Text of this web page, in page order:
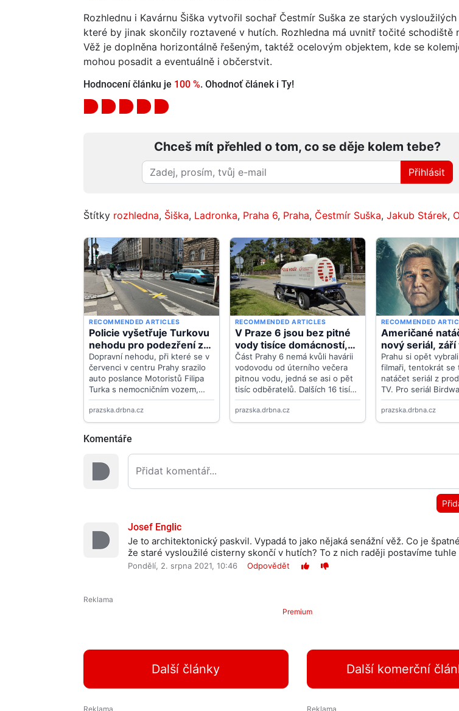
Rozhlednu i Kavárnu Šiška vytvořil sochař Čestmír Suška ze starých vysloužilých
které by jinak skončily roztavené v hutích. Rozhledna má uvnitř točité schodiště
Věž je doplněna horizontálně řešeným, taktéž ocelovým objektem, kde se
mohou posadit a eventuálně i občerstvit.
Hodnocení článku je 100 %. Ohodnoť článek i Ty!
Chceš mít přehled o tom, co se děje kolem tebe?
Přihlásit
Štítky rozhledna, Šiška, Ladronka, Praha 6, Praha, Čestmír Suška, Jakub Stárek,
Komentáře
Josef Englic
Je to architektonický paskvil. Vypadá to jako nějaká senážní věž. Co je
že staré vysloužilé cisterny skončí v hutích? To z nich raději postavíme tuhle
Pondělí, 2. srpna 2021, 10:46 Odpovědět
Premium
Další články Další komerční